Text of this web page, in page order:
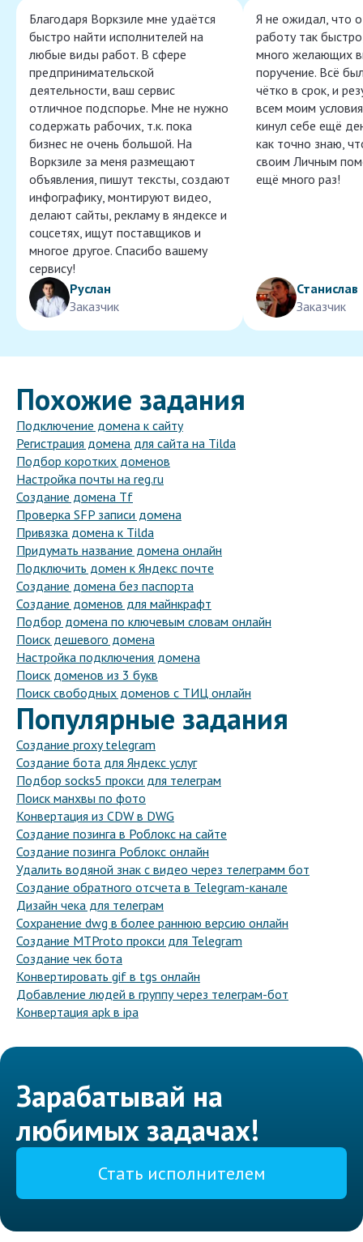
Благодаря Воркзиле мне удаётся
быстро найти исполнителей на
любые виды работ. В сфере
предпринимательской
деятельности, ваш сервис
отличное подспорье. Мне не нужно
содержать рабочих, т.к. пока
бизнес не очень большой. На
Воркзиле за меня размещают
объявления, пишут тексты, создают
инфографику, монтируют видео,
делают сайты, рекламу в яндексе и
соцсетях, ищут поставщиков и
многое другое. Спасибо вашему
сервису!
Руслан
Заказчик
Я не ожидал, что
работу так
много желающих
поручение. Всё
чётко в срок, и
всем моим
кинул себе ещё
как точно знаю,
своим Личным
ещё много раз!
Станислав
Заказчик
Похожие задания
Подключение домена к сайту
Регистрация домена для сайта на Tilda
Подбор коротких доменов
Настройка почты на reg.ru
Создание домена Tf
Проверка SFP записи домена
Привязка домена к Tilda
Придумать название домена онлайн
Подключить домен к Яндекс почте
Создание домена без паспорта
Создание доменов для майнкрафт
Подбор домена по ключевым словам онлайн
Поиск дешевого домена
Настройка подключения домена
Поиск доменов из 3 букв
Поиск свободных доменов с ТИЦ онлайн
Популярные задания
Создание proxy telegram
Создание бота для Яндекс услуг
Подбор socks5 прокси для телеграм
Поиск манхвы по фото
Конвертация из CDW в DWG
Создание позинга в Роблокс на сайте
Создание позинга Роблокс онлайн
Удалить водяной знак с видео через телеграмм бот
Создание обратного отсчета в Telegram-канале
Дизайн чека для телеграм
Сохранение dwg в более раннюю версию онлайн
Создание MTProto прокси для Telegram
Создание чек бота
Конвертировать gif в tgs онлайн
Добавление людей в группу через телеграм-бот
Конвертация apk в ipa
Зарабатывай на
любимых задачах!
Стать исполнителем